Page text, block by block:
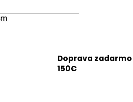
Doprava
150€